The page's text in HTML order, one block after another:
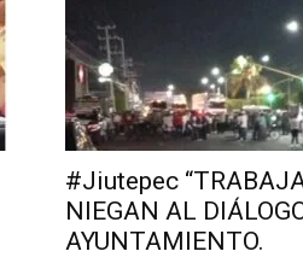
#Jiutepec
NIEGAN AL
AYUNTAMIENTO.